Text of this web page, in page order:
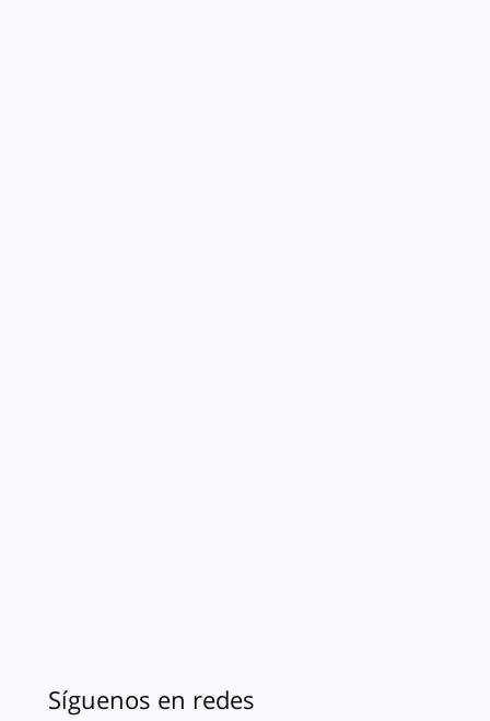
Síguenos en redes